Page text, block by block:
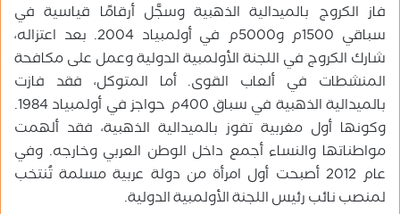
فاز الكروج بالميدالية الذهبية وسجَّل أرقامًا قياسية في
سباقي 1500م و5000م في أولمبياد 2004. بعد اعتزاله،
شارك الكروج في اللجنة الأولمبية الدولية وعمل على مكافحة
المنشطات في ألعاب القوى. أما المتوكل، فقد فازت
بالميدالية الذهبية في سباق 400م حواجز في أولمبياد 1984.
وكونها أول مغربية تفوز بالميدالية الذهبية، فقد ألهمت
مواطناتها والنساء أجمع داخل الوطن العربي وخارجه. وفي
عام 2012 أصبحت أول امرأة من دولة عربية مسلمة تُنتخب
لمنصب نائب رئيس اللجنة الأولمبية الدولية.